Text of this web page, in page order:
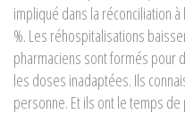
impliqué dans la réconciliation
%. Les réhospitalisations
pharmaciens sont formés pour
les doses inadaptées. Ils
personne. Et ils ont le temps